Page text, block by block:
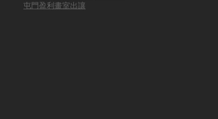
屯門盈利畫室出讓